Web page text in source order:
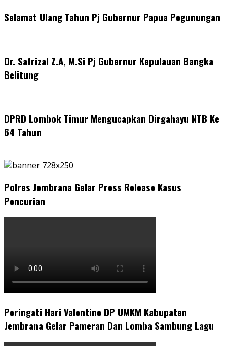
Selamat Ulang Tahun Pj Gubernur Papua Pegunungan
Dr. Safrizal Z.A, M.Si Pj Gubernur Kepulauan Bangka
Belitung
DPRD Lombok Timur Mengucapkan Dirgahayu NTB Ke
64 Tahun
Polres Jembrana Gelar Press Release Kasus
Pencurian
Peringati Hari Valentine DP UMKM Kabupaten
Jembrana Gelar Pameran Dan Lomba Sambung Lagu